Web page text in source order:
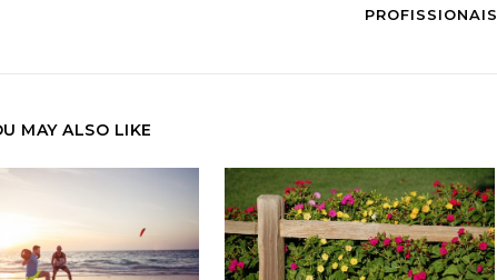
PROFISSIONAIS
MAY ALSO LIKE